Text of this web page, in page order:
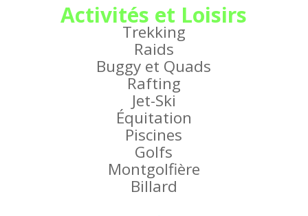
Activités et Loisirs
Trekking
Raids
Buggy et Quads
Rafting
Jet-Ski
Équitation
Piscines
Golfs
Montgolfière
Billard